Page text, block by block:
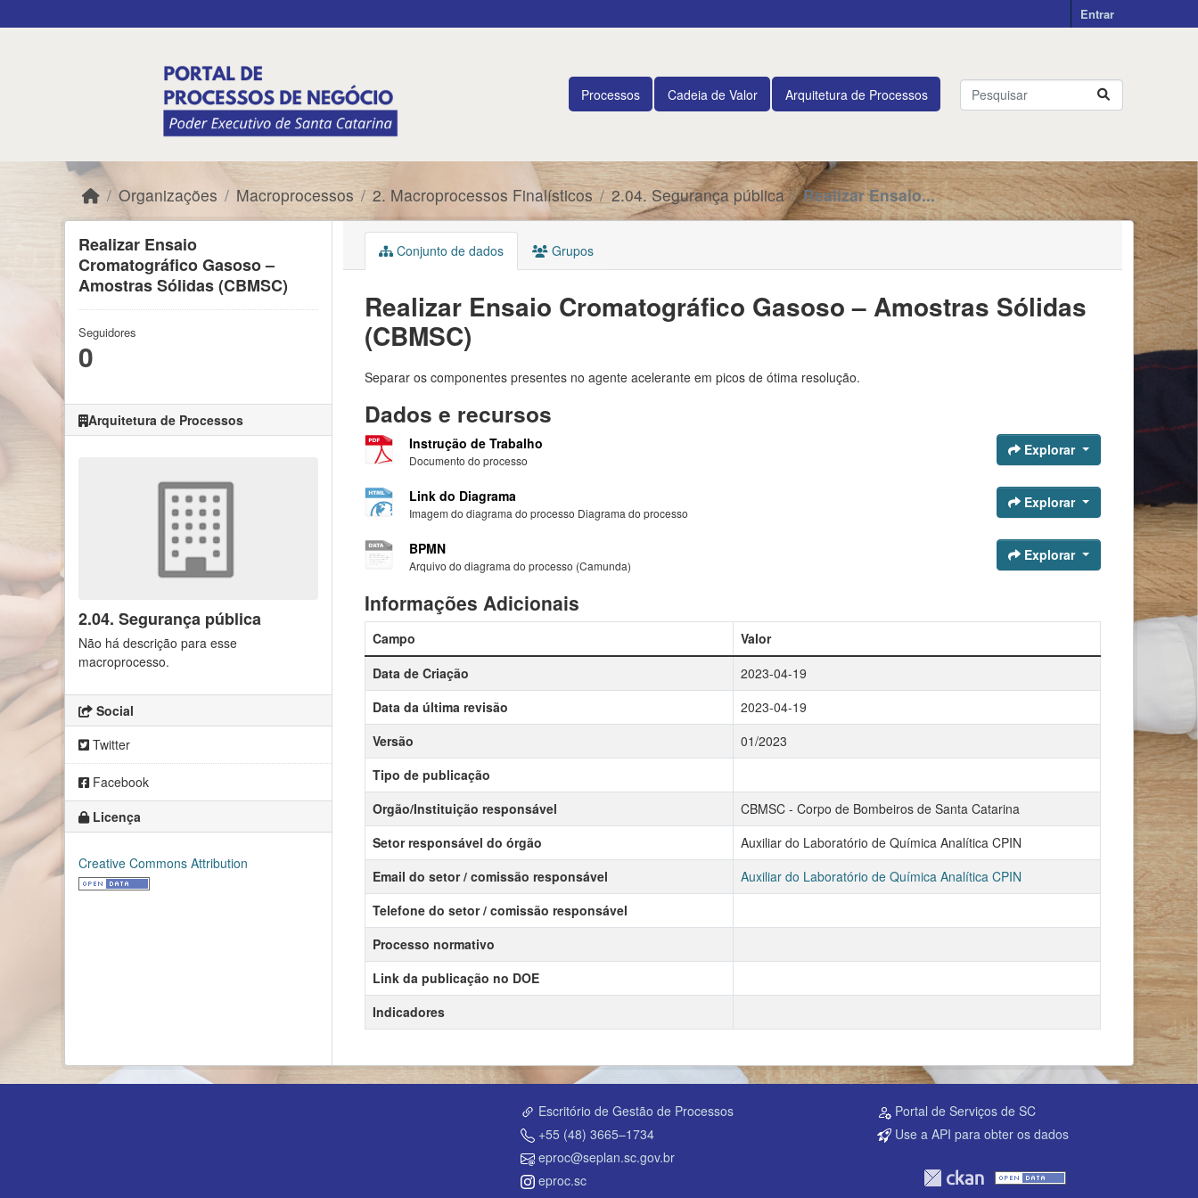
Entrar
Processos Cadeia de Valor Arquitetura de Processos
Organizações Macroprocessos 2. Macroprocessos Finalísticos 2.04. Segurança pública Realizar Ensaio...
Realizar Ensaio
Cromatográfico Gasoso –
Amostras Sólidas (CBMSC)
Seguidores
0
Arquitetura de Processos
2.04. Segurança pública
Não há descrição para esse
macroprocesso.
Social
Twitter
Facebook
Licença
Creative Commons Attribution
Conjunto de dados Grupos
Realizar Ensaio Cromatográfico Gasoso – Amostras Sólidas
(CBMSC)
Separar os componentes presentes no agente acelerante em picos de ótima resolução.
Dados e recursos
Instrução de Trabalho
Documento do processo
Explorar
Link do Diagrama
Imagem do diagrama do processo Diagrama do processo
Explorar
BPMN
Arquivo do diagrama do processo (Camunda)
Explorar
Informações Adicionais
Campo
Valor
Data de Criação
2023-04-19
Data da última revisão
2023-04-19
Versão
01/2023
Tipo de publicação
Orgão/Instituição responsável
CBMSC - Corpo de Bombeiros de Santa Catarina
Setor responsável do órgão
Auxiliar do Laboratório de Química Analítica CPIN
Email do setor / comissão responsável
Auxiliar do Laboratório de Química Analítica CPIN
Telefone do setor / comissão responsável
Processo normativo
Link da publicação no DOE
Indicadores
Escritório de Gestão de Processos
+55 (48) 3665–1734
eproc@seplan.sc.gov.br
eproc.sc
Portal de Serviços de SC
Use a API para obter os dados